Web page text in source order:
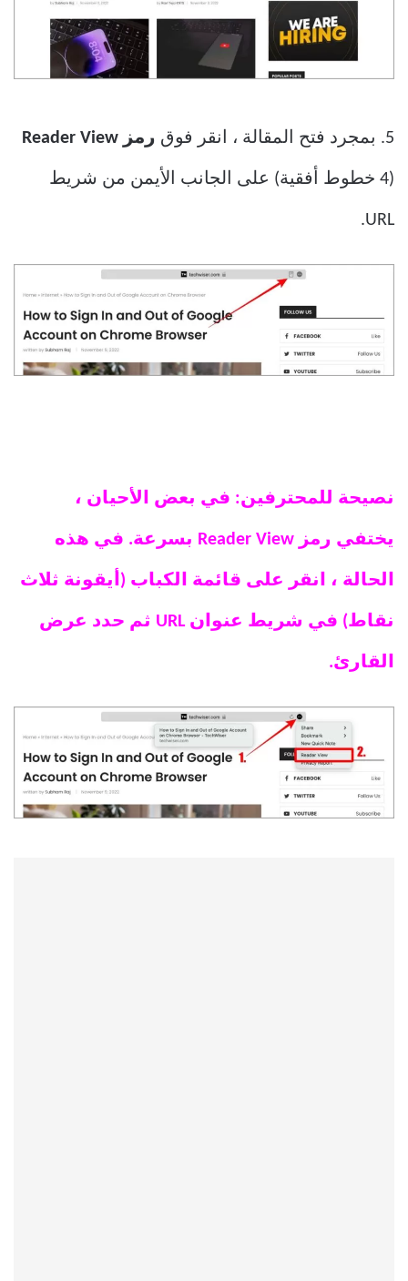
5. بمجرد فتح المقالة ، انقر فوق رمز Reader View
(4 خطوط أفقية) على الجانب الأيمن من شريط
URL.
نصيحة للمحترفين: في بعض الأحيان ،
يختفي رمز Reader View بسرعة. في هذه
الحالة ، انقر على قائمة الكباب (أيقونة ثلاث
نقاط) في شريط عنوان URL ثم حدد عرض
القارئ.